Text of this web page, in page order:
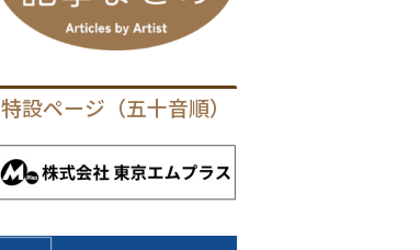
特設ページ（五十音順）